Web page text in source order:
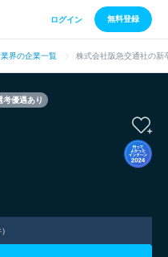
ログイン 無料登録
界の企業一覧 株式会社阪急交通社の新
考優遇あり